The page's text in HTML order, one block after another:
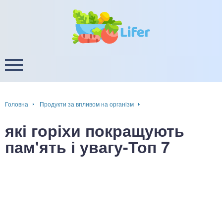
Головна Продукти за впливом на організм
які горіхи покращують
пам'ять і увагу-Топ 7
/ звуження судин
енергії, уваги